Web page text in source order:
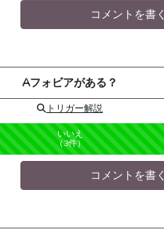
コメントを書く
Aフォビアがある？
トリガー解説
いいえ
（3件）
コメントを書く